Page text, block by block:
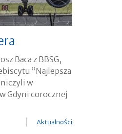
Baca z BBSG,
”Najlepsza
w
Gdyni corocznej
Aktualności